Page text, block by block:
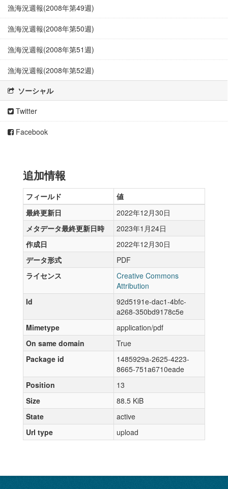
漁海況週報(2008年第49週)
漁海況週報(2008年第50週)
漁海況週報(2008年第51週)
漁海況週報(2008年第52週)
ソーシャル
Twitter
Facebook
追加情報
フィールド
値
最終更新日
2022年12月30日
メタデータ最終更新日時
2023年1月24日
作成日
2022年12月30日
データ形式
PDF
ライセンス
Creative Commons
Attribution
Id
92d5191e-dac1-4bfc-
a268-350bd9178c5e
Mimetype
application/pdf
On same domain
True
Package id
1485929a-2625-4223-
8665-751a6710eade
Position
13
Size
88.5 KiB
State
active
Url type
upload